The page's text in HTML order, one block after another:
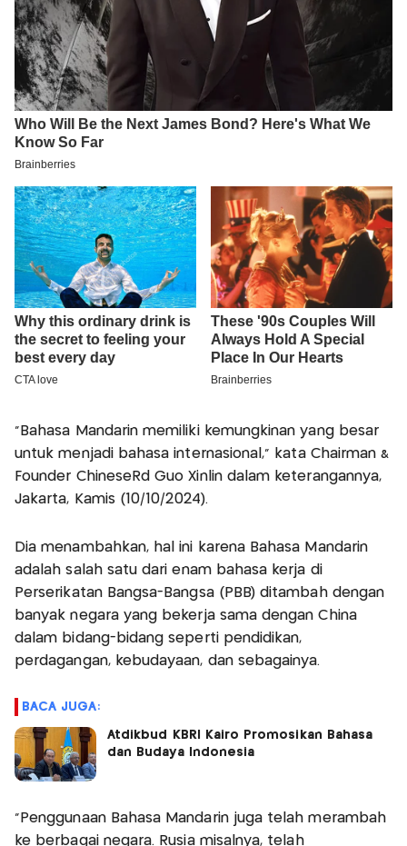
"Bahasa Mandarin memiliki kemungkinan yang besar
untuk menjadi bahasa internasional," kata Chairman &
Founder ChineseRd Guo Xinlin dalam keterangannya,
Jakarta, Kamis (10/10/2024).
Dia menambahkan, hal ini karena Bahasa Mandarin
adalah salah satu dari enam bahasa kerja di
Perserikatan Bangsa-Bangsa (PBB) ditambah dengan
banyak negara yang bekerja sama dengan China
dalam bidang-bidang seperti pendidikan,
perdagangan, kebudayaan, dan sebagainya.
BACA JUGA:
Atdikbud KBRI Kairo Promosikan Bahasa
dan Budaya Indonesia
“Penggunaan Bahasa Mandarin juga telah merambah
ke berbagai negara. Rusia misalnya, telah